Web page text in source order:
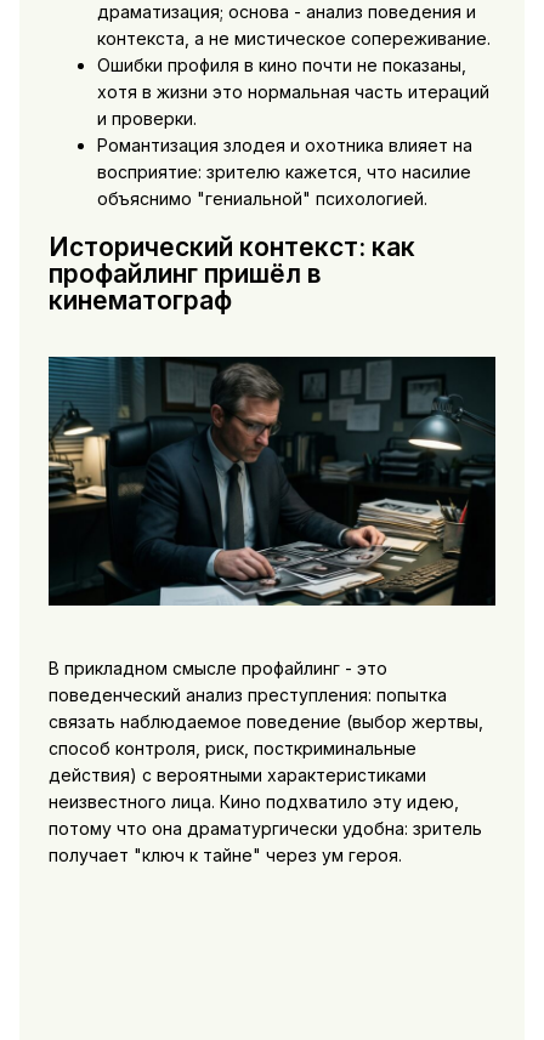
драматизация; основа - анализ поведения и
контекста, а не мистическое сопереживание.
Ошибки профиля в кино почти не показаны,
хотя в жизни это нормальная часть итераций
и проверки.
Романтизация злодея и охотника влияет на
восприятие: зрителю кажется, что насилие
объяснимо "гениальной" психологией.
Исторический контекст: как
профайлинг пришёл в
кинематограф
В прикладном смысле профайлинг - это
поведенческий анализ преступления: попытка
связать наблюдаемое поведение (выбор жертвы,
способ контроля, риск, посткриминальные
действия) с вероятными характеристиками
неизвестного лица. Кино подхватило эту идею,
потому что она драматургически удобна: зритель
получает "ключ к тайне" через ум героя.